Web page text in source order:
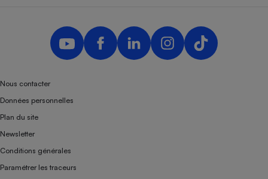
Nous contacter
Données personnelles
Plan du site
Newsletter
Conditions générales
Paramétrer les traceurs